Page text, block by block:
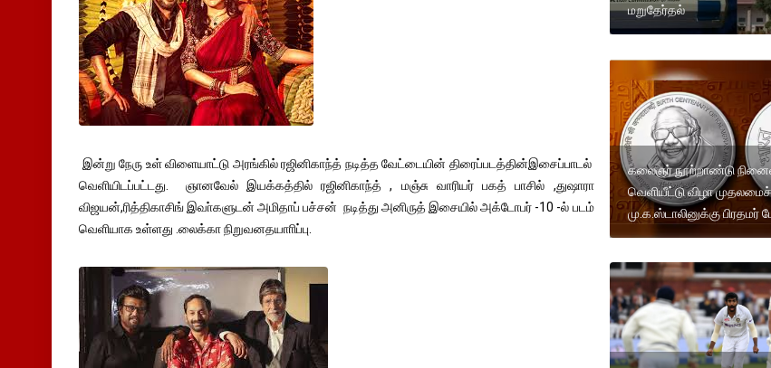
இன்று நேரு உள் விளையாட்டு அரங்கில் ரஜினிகாந்த் நடித்த வேட்டையின் திரைப்படத்தின்இசைப்பாடல்
வெளியிடப்பட்டது. ஞானவேல் இயக்கத்தில் ரஜினிகாந்த் , மஞ்சு வாரியர் பகத் பாசில் ,துஷாரா
விஜயன்,ரித்திகாசிங் இவா்களுடன் அமிதாப் பச்சன் நடித்து அனிருத் இசையில் அக்டோபர் -10 -ல் படம்
வெளியாக உள்ளது .லைக்கா நிறுவனதயாாிப்பு.
மறுதேர்தல்
கலைஞர் நூற்றாண்டு
வெளியீட்டு விழா
மு.க.ஸ்டாலினுக்கு பிரதமர்